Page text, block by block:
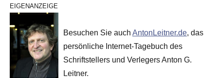
EIGENANZEIGE
Besuchen Sie auch AntonLeitner.de, das
persönliche Internet-Tagebuch des
Schriftstellers und Verlegers Anton G.
Leitner.